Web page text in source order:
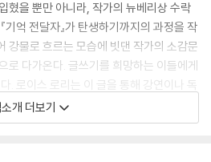
혔을 뿐만 아니라, 작가의 뉴베리상 수락
기억 전달자』가 탄생하기까지의 과정을 작
강물로 흐르는 모습에 빗댄 작가의 소감문
로 다가온다. 글쓰기를 희망하는 이들에게
. 로이스 로리는 이 글을 통해 강연이나 독
전달자』의 열린 결말에 대한 질문을 가장
그에 대해 이렇게 답한다. “작품의 결말은
개 더보기